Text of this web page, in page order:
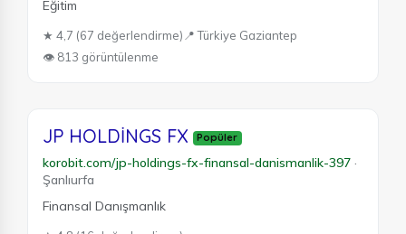
Eğitim
★ 4,7 (67 değerlendirme) 📍 Türkiye Gaziantep
👁 813 görüntülenme
JP HOLDİNGS FX Popüler
korobit.com/jp-holdings-fx-finansal-danismanlik-397 ·
Şanlıurfa
Finansal Danışmanlık